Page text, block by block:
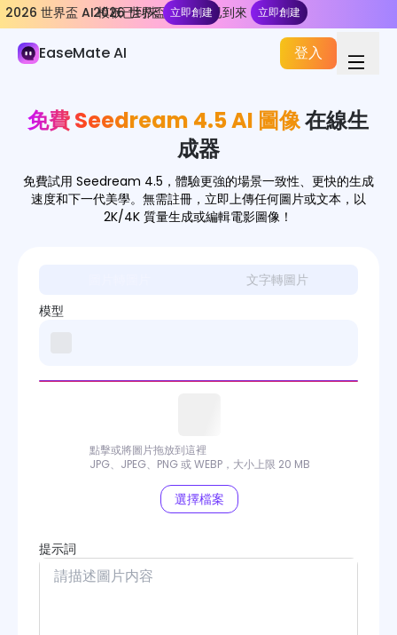
2026 世界盃 AI 模板已到來 立即創建
2026 世界盃 AI 模板已到來 立即創建
EaseMate AI 登入
AI 圖像
圖像生成器
影像轉換器
圖像工具
圖像模型
Kling O1 Image
FLUX
免費 Seedream 4.5 AI 圖像在線生
成器
免費試用 Seedream 4.5，體驗更強的場景一致性、更快的生成
速度和下一代美學。無需註冊，立即上傳任何圖片或文本，以
2K/4K 質量生成或編輯電影圖像！
文字轉圖片
模型
點擊或將圖片拖放到這裡
JPG、JPEG、PNG 或 WEBP，大小上限 20 MB
選擇檔案
提示詞